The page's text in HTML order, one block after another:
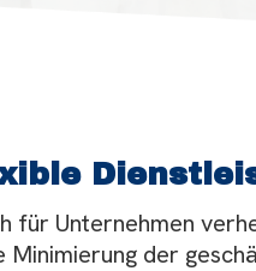
Unternehmen
der